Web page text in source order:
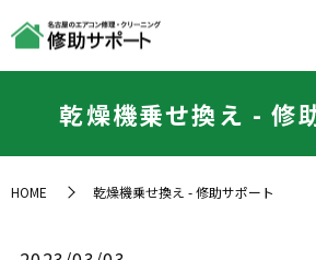
乾燥機乗せ換え - 修
HOME 乾燥機乗せ換え - 修助サポート